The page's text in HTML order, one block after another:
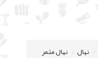
نهال
نهال مثمر